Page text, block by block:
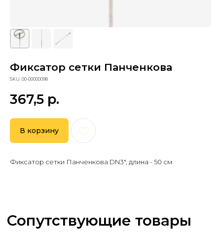
Фиксатор сетки Панченкова
SKU:00-00000098
367,5 р.
В корзину
Фиксатор сетки Панченкова DN3", длина - 50 см
Сопутствующие товары